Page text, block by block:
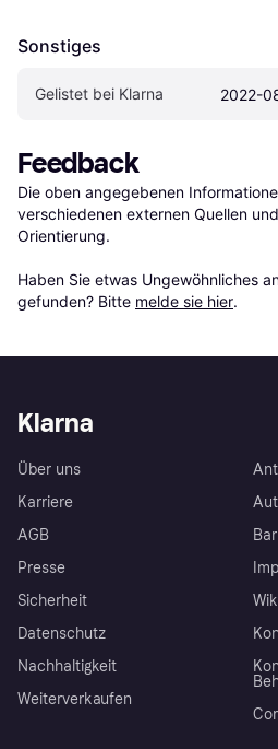
Sonstiges
Gelistet bei Klarna 2022-
Feedback
Die oben angegebenen
verschiedenen externen Quellen
Orientierung.
Haben Sie etwas Ungewöhnliches
gefunden? Bitte melde sie hier.
Klarna
Über uns
Karriere
AGB
Presse
Sicherheit
Datenschutz
Nachhaltigkeit
Weiterverkaufen